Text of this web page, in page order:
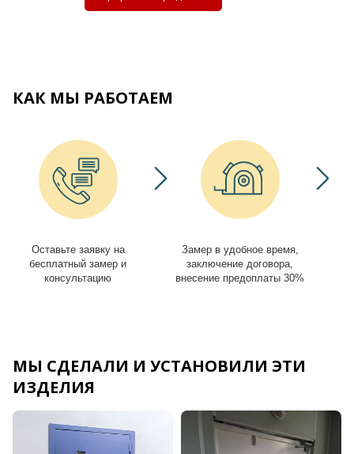
КАК МЫ РАБОТАЕМ
Оставьте заявку на
бесплатный замер и
консультацию
Замер в удобное время,
заключение договора,
внесение предоплаты 30%
МЫ СДЕЛАЛИ И УСТАНОВИЛИ ЭТИ
ИЗДЕЛИЯ